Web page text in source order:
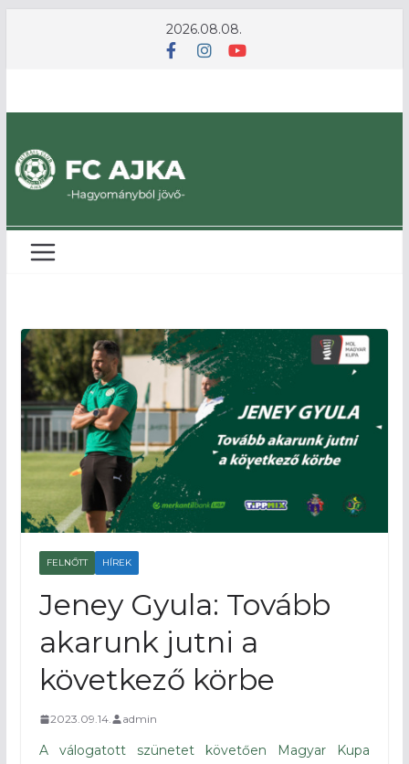
2026.08.08.
FELNŐTT HÍREK
Jeney Gyula: Tovább
akarunk jutni a
következő körbe
2023.09.14. admin
A válogatott szünetet követően Magyar Kupa